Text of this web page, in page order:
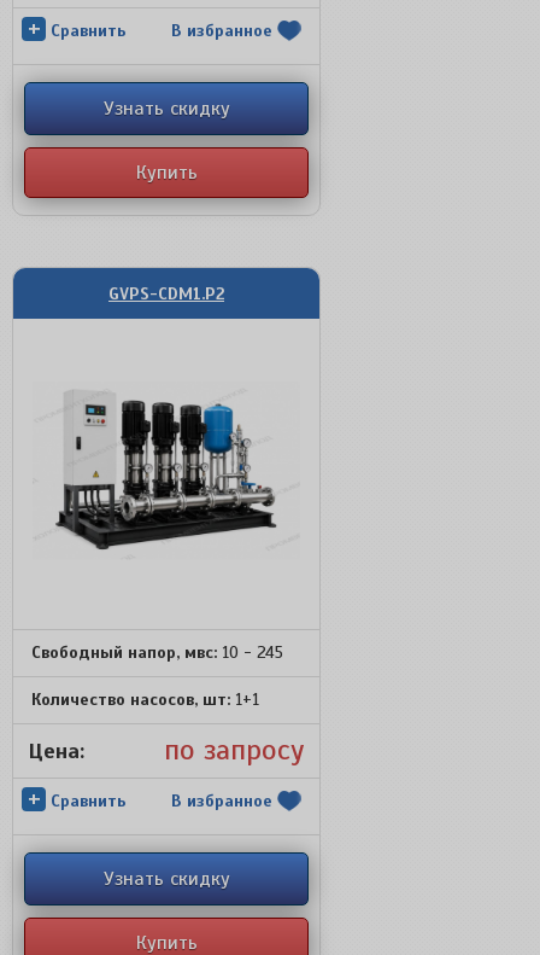
+ Сравнить В избранное
Узнать скидку
Купить
GVPS-CDM1.P2
Свободный напор, мвс: 10 - 245
Количество насосов, шт: 1+1
Цена: по запросу
+ Сравнить В избранное
Узнать скидку
Купить